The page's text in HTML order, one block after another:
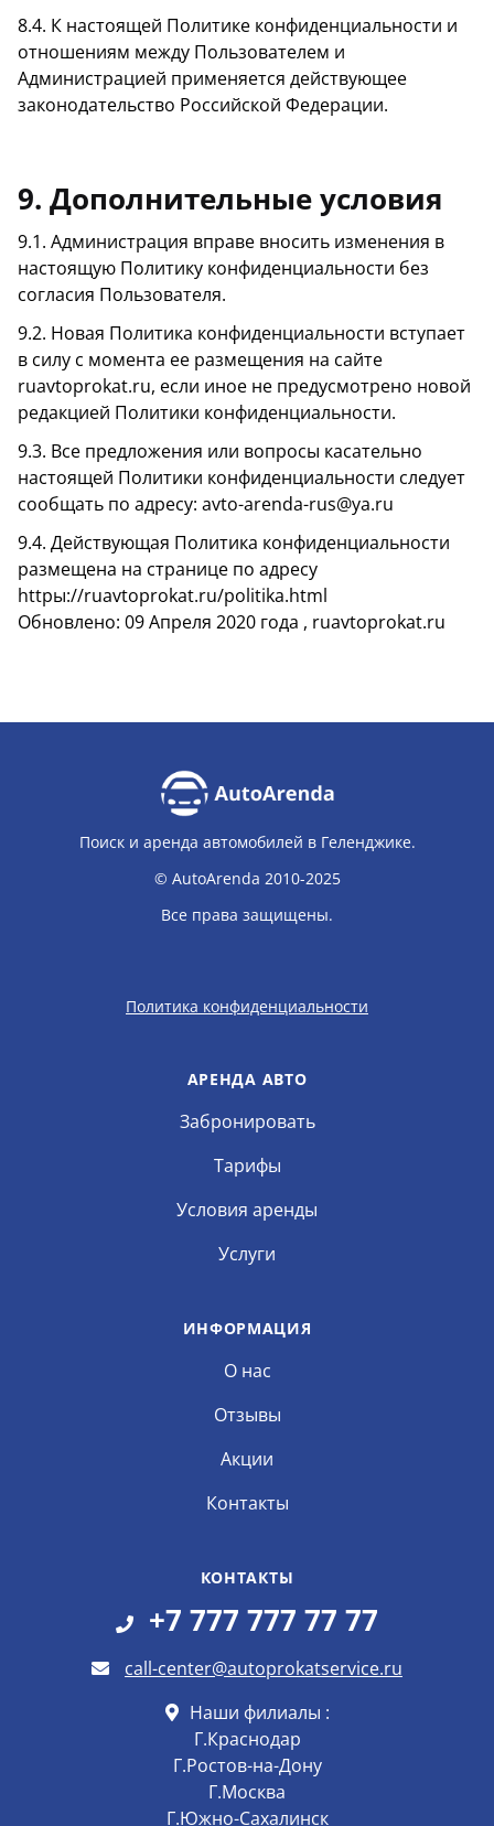
8.4. К настоящей Политике конфиденциальности и
отношениям между Пользователем и
Администрацией применяется действующее
законодательство Российской Федерации.
9. Дополнительные условия
9.1. Администрация вправе вносить изменения в
настоящую Политику конфиденциальности без
согласия Пользователя.
9.2. Новая Политика конфиденциальности вступает
в силу с момента ее размещения на сайте
ruavtoprokat.ru, если иное не предусмотрено новой
редакцией Политики конфиденциальности.
9.3. Все предложения или вопросы касательно
настоящей Политики конфиденциальности следует
сообщать по адресу: avto-arenda-rus@ya.ru
9.4. Действующая Политика конфиденциальности
размещена на странице по адресу
httpы://ruavtoprokat.ru/politika.html
Обновлено: 09 Апреля 2020 года , ruavtoprokat.ru
Поиск и аренда автомобилей в Геленджике.
© AutoArenda 2010-2025
Все права защищены.
Политика конфиденциальности
АРЕНДА АВТО
Забронировать
Тарифы
Условия аренды
Услуги
ИНФОРМАЦИЯ
О нас
Отзывы
Акции
Контакты
КОНТАКТЫ
+7 777 777 77 77
call-center@autoprokatservice.ru
Наши филиалы :
Г.Краснодар
Г.Ростов-на-Дону
Г.Москва
Г.Южно-Сахалинск